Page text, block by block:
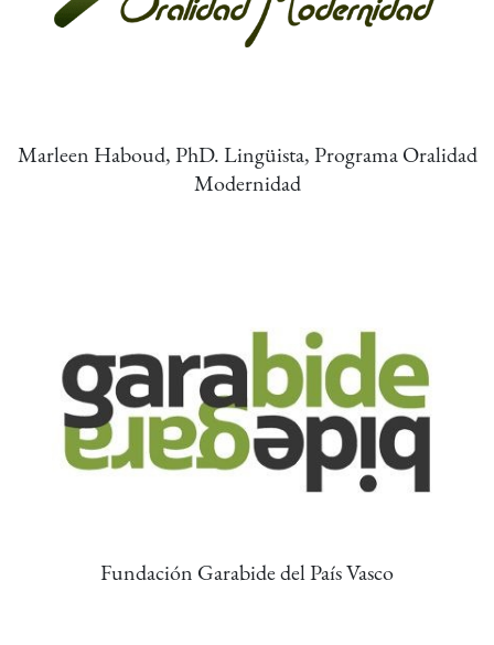
Marleen Haboud, PhD. Lingüista, Programa Oralidad
Modernidad
Fundación Garabide del País Vasco